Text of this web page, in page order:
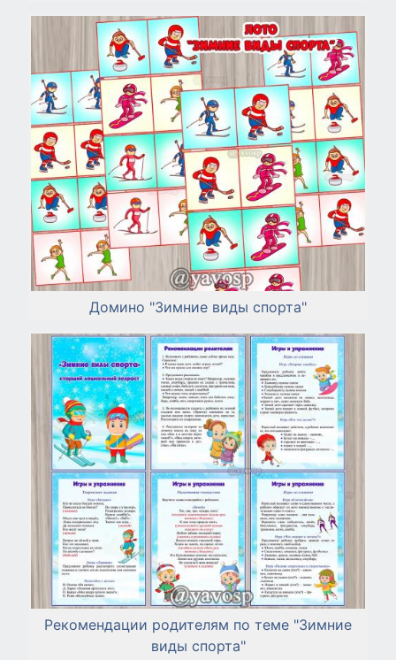
Домино "Зимние виды спорта"
Рекомендации родителям по теме "Зимние
виды спорта"